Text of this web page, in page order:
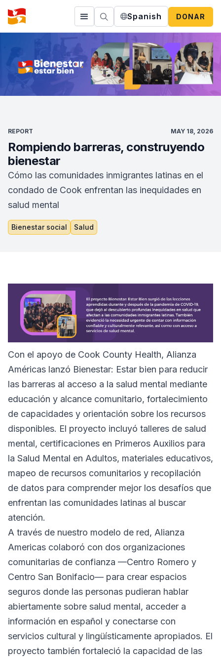
Spanish DONAR
REPORT MAY 18, 2026
Rompiendo barreras, construyendo
bienestar
Cómo las comunidades inmigrantes latinas en el
condado de Cook enfrentan las inequidades en
salud mental
Bienestar social Salud
Con el apoyo de Cook County Health, Alianza
Américas lanzó Bienestar: Estar bien para reducir
las barreras al acceso a la salud mental mediante
educación y alcance comunitario, fortalecimiento
de capacidades y orientación sobre los recursos
disponibles. El proyecto incluyó talleres de salud
mental, certificaciones en Primeros Auxilios para
la Salud Mental en Adultos, materiales educativos,
mapeo de recursos comunitarios y recopilación
de datos para comprender mejor los desafíos que
enfrentan las comunidades latinas al buscar
atención.
A través de nuestro modelo de red, Alianza
Americas colaboró con dos organizaciones
comunitarias de confianza —Centro Romero y
Centro San Bonifacio— para crear espacios
seguros donde las personas pudieran hablar
abiertamente sobre salud mental, acceder a
información en español y conectarse con
servicios cultural y lingüísticamente apropiados. El
proyecto también fortaleció la capacidad de las